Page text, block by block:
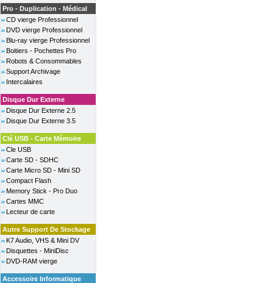
Pro - Duplication - Médical
CD vierge Professionnel
DVD vierge Professionnel
Blu-ray vierge Professionnel
Boitiers - Pochettes Pro
Robots & Consommables
Support Archivage
Intercalaires
Disque Dur Externe
Disque Dur Externe 2.5
Disque Dur Externe 3.5
Clé USB - Carte Mémoire
Cle USB
Carte SD - SDHC
Carte Micro SD - Mini SD
Compact Flash
Memory Stick - Pro Duo
Cartes MMC
Lecteur de carte
Autre Support De Stockage
K7 Audio, VHS & Mini DV
Disquettes - MiniDisc
DVD-RAM vierge
Accessoire Informatique